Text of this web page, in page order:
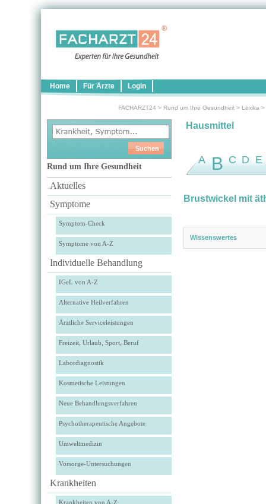
Home Für Ärzte Login
FACHARZT24 > Rund um Ihre Gesundheit > Lexika >
Rund um Ihre Gesundheit
Aktuelles
Symptome
Symptom-Check
Symptome von A-Z
Individuelle Behandlung
IGeL von A-Z
Alternative Heilverfahren
Ärztliche Serviceleistungen
Freizeit, Urlaub, Sport, Beruf
Labordiagnostik
Kosmetische Leistungen
Neue Behandlungsverfahren
Psychotherapeutische Angebote
Umweltmedizin
Vorsorge-Untersuchungen
Krankheiten
Krankheiten von A-Z
Hausmittel
A B C D E
Brustwickel mit
Wissenswertes